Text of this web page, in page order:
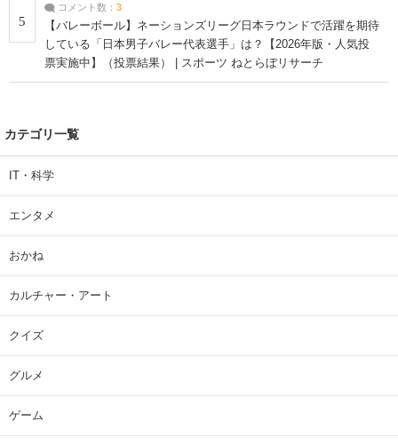
5
コメント数： 3
【バレーボール】ネーションズリーグ日本ラウンドで活躍を期待
している「日本男子バレー代表選手」は？【2026年版・人気投
票実施中】（投票結果） | スポーツ ねとらぼリサーチ
カテゴリ一覧
IT・科学
エンタメ
おかね
カルチャー・アート
クイズ
グルメ
ゲーム